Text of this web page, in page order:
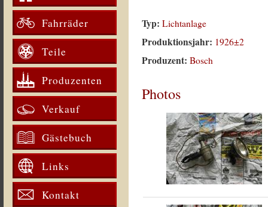
Fahrräder
Teile
Produzenten
Verkauf
Gästebuch
Links
Kontakt
Typ:Lichtanlage
Produktionsjahr: 1926±2
Produzent:Bosch
Photos